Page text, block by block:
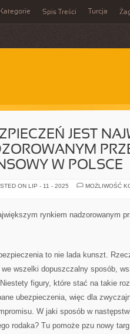
Kategorie Spis Treści Turcja
JEST
W POLSCE
ON LIP - 11 - 2025
MOŻLIWOŚĆ
rynkiem nadzorowanym
to nie lada kunszt.
wszelki dopuszczalny sposób,
figury, które stać na takie
ubezpieczenia, więc dla
W jaki sposób w
rodaka? Tu pomoże pzu nowy